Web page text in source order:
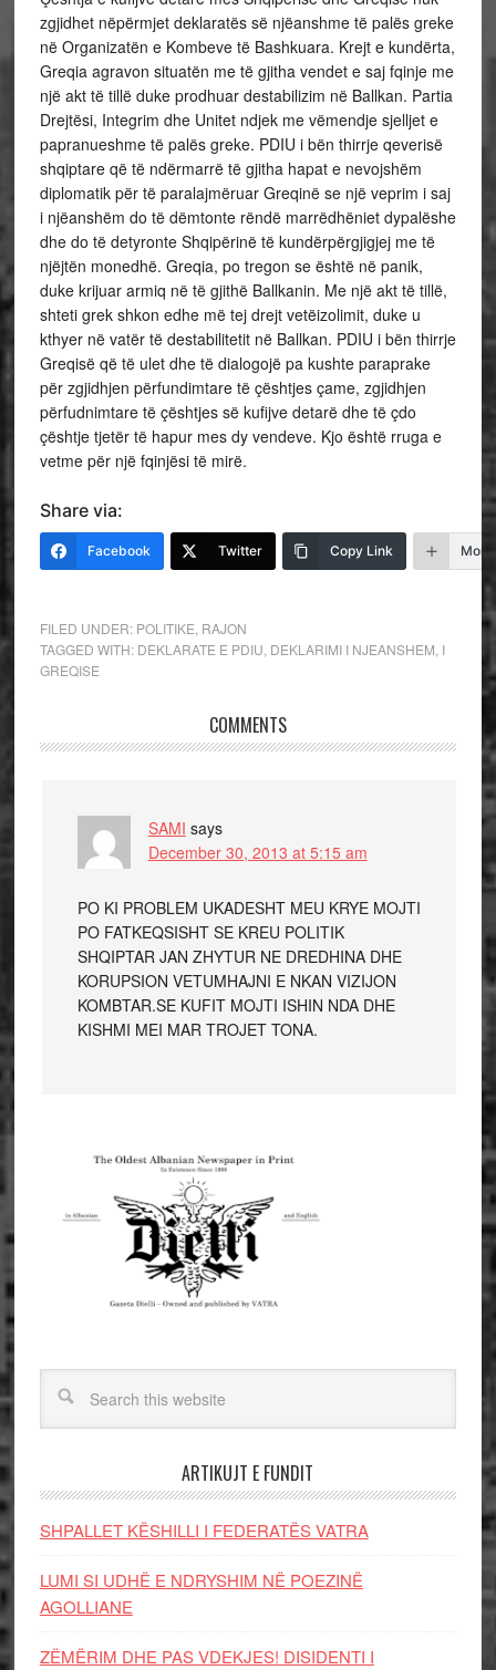
zgjidhet nëpërmjet deklaratës së njëanshme të palës greke
në Organizatën e Kombeve të Bashkuara. Krejt e kundërta,
Greqia agravon situatën me të gjitha vendet e saj fqinje me
një akt të tillë duke prodhuar destabilizim në Ballkan. Partia
Drejtësi, Integrim dhe Unitet ndjek me vëmendje sjelljet e
papranueshme të palës greke. PDIU i bën thirrje qeverisë
shqiptare që të ndërmarrë të gjitha hapat e nevojshëm
diplomatik për të paralajmëruar Greqinë se një veprim i saj
i njëanshëm do të dëmtonte rëndë marrëdhëniet dypalëshe
dhe do të detyronte Shqipërinë të kundërpërgjigjej me të
njëjtën monedhë. Greqia, po tregon se është në panik,
duke krijuar armiq në të gjithë Ballkanin. Me një akt të tillë,
shteti grek shkon edhe më tej drejt vetëizolimit, duke u
kthyer në vatër të destabilitetit në Ballkan. PDIU i bën thirrje
Greqisë që të ulet dhe të dialogojë pa kushte paraprake
për zgjidhjen përfundimtare të çështjes çame, zgjidhjen
përfudnimtare të çështjes së kufijve detarë dhe të çdo
çështje tjetër të hapur mes dy vendeve. Kjo është rruga e
vetme për një fqinjësi të mirë.
Share via:
Facebook Twitter Copy Link More
FILED UNDER: POLITIKE RAJON
TAGGED WITH: DEKLARATE E PDIU DEKLARIMI I NJEANSHEM I
GREQISE
COMMENTS
SAMI says
December 30, 2013 at 5:15 am
PO KI PROBLEM UKADESHT MEU KRYE MOJTI
PO FATKEQSISHT SE KREU POLITIK
SHQIPTAR JAN ZHYTUR NE DREDHINA DHE
KORUPSION VETUMHAJNI E NKAN VIZIJON
KOMBTAR.SE KUFIT MOJTI ISHIN NDA DHE
KISHMI MEI MAR TROJET TONA.
ARTIKUJT E FUNDIT
SHPALLET KËSHILLI I FEDERATËS VATRA
LUMI SI UDHË E NDRYSHIM NË POEZINË
AGOLLIANE
ZËMËRIM DHE PAS VDEKJES! DISIDENTI I